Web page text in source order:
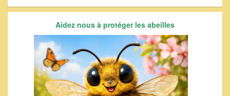
Aidez nous à protéger les abeilles